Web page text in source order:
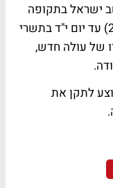
ישראל בתקופה
שמיום ג' בסיוון התש"ע (16 במאי 2010) עד יום י"ד בתשרי
2012), למעמדו של עולה חדש,
לתקן את